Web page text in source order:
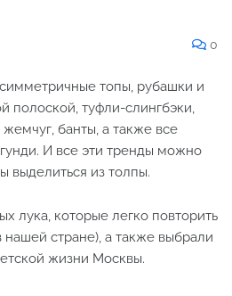
0
топы, рубашки и
полоской, туфли-слингбэки,
банты, а также все
И все эти тренды можно
выделиться из толпы.
лука, которые легко повторить
стране), а также выбрали
жизни Москвы.